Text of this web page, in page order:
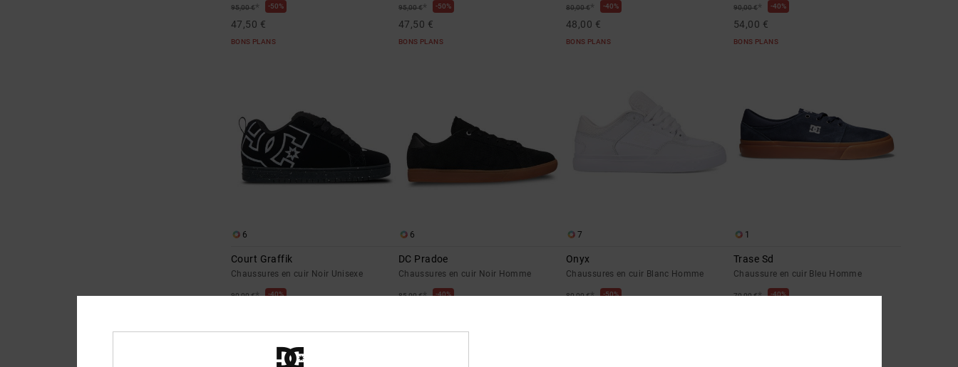
95,00 €* 50%
47,50 €
BONS PLANS
95,00 €* 50%
47,50 €
BONS PLANS
80,00 €* 40%
48,00 €
BONS PLANS
90,00 €* 40%
54,00 €
BONS PLANS
6
Court Graffik
Chaussures en cuir Noir Unisexe
90,00 €* 40%
6
DC Pradoe
Chaussures en cuir Noir Homme
85,00 €* 40%
7
Onyx
Chaussures en cuir Blanc Homme
80,00 €* 50%
1
Trase Sd
Chaussure en cuir Bleu Homme
70,00 €* 40%